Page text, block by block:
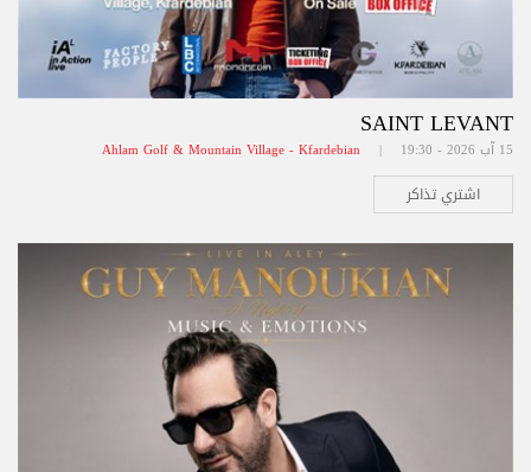
SAINT LEVANT
15 آب 2026 - 19:30 | Ahlam Golf & Mountain Village - Kfardebian
اشتري تذاكر